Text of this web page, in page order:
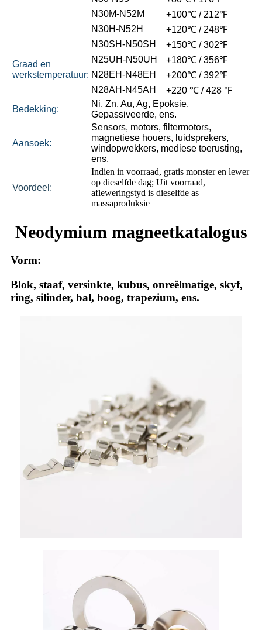
Graad en
werkstemperatuur:
N30M-N52M
+100℃ / 212℉
N30H-N52H
+120℃ / 248℉
N30SH-N50SH
+150℃ / 302℉
N25UH-N50UH
+180℃ / 356℉
N28EH-N48EH
+200℃ / 392℉
N28AH-N45AH
+220 ℃ / 428 ℉
Bedekking:
Ni, Zn, Au, Ag, Epoksie,
Gepassiveerde, ens.
Aansoek:
Sensors, motors, filtermotors,
magnetiese houers, luidsprekers,
windopwekkers, mediese toerusting,
ens.
Voordeel:
Indien in voorraad, gratis monster en lewer
op dieselfde dag; Uit voorraad,
afleweringstyd is dieselfde as
massaproduksie
Neodymium magneetkatalogus
Vorm:
Blok, staaf, versinkte, kubus, onreëlmatige, skyf,
ring, silinder, bal, boog, trapezium, ens.